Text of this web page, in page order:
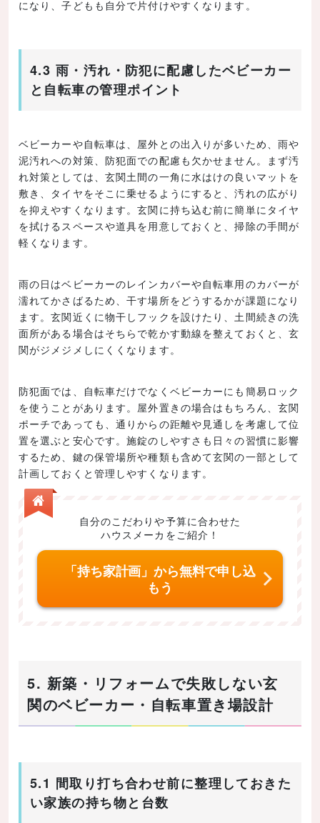
になり、子どもも自分で片付けやすくなります。
4.3 雨・汚れ・防犯に配慮したベビーカー
と自転車の管理ポイント
ベビーカーや自転車は、屋外との出入りが多いため、雨や
泥汚れへの対策、防犯面での配慮も欠かせません。まず汚
れ対策としては、玄関土間の一角に水はけの良いマットを
敷き、タイヤをそこに乗せるようにすると、汚れの広がり
を抑えやすくなります。玄関に持ち込む前に簡単にタイヤ
を拭けるスペースや道具を用意しておくと、掃除の手間が
軽くなります。
雨の日はベビーカーのレインカバーや自転車用のカバーが
濡れてかさばるため、干す場所をどうするかが課題になり
ます。玄関近くに物干しフックを設けたり、土間続きの洗
面所がある場合はそちらで乾かす動線を整えておくと、玄
関がジメジメしにくくなります。
防犯面では、自転車だけでなくベビーカーにも簡易ロック
を使うことがあります。屋外置きの場合はもちろん、玄関
ポーチであっても、通りからの距離や見通しを考慮して位
置を選ぶと安心です。施錠のしやすさも日々の習慣に影響
するため、鍵の保管場所や種類も含めて玄関の一部として
計画しておくと管理しやすくなります。
自分のこだわりや予算に合わせた
ハウスメーカをご紹介！
「持ち家計画」から無料で申し込
もう
5. 新築・リフォームで失敗しない玄
関のベビーカー・自転車置き場設計
5.1 間取り打ち合わせ前に整理しておきた
い家族の持ち物と台数